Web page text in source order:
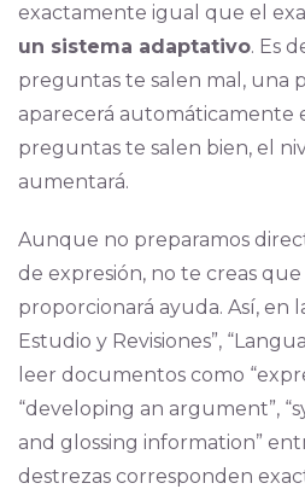
exactamente igual que el
un sistema adaptativo. Es
preguntas te salen mal, una
aparecerá automáticamente
preguntas te salen bien, el
aumentará.
Aunque no preparamos
de expresión, no te creas
proporcionará ayuda. Así, en
Estudio y Revisiones”,
leer documentos como
“developing an argument”,
and glossing information”
destrezas corresponden